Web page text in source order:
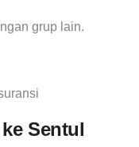
grup lain.
Sentul